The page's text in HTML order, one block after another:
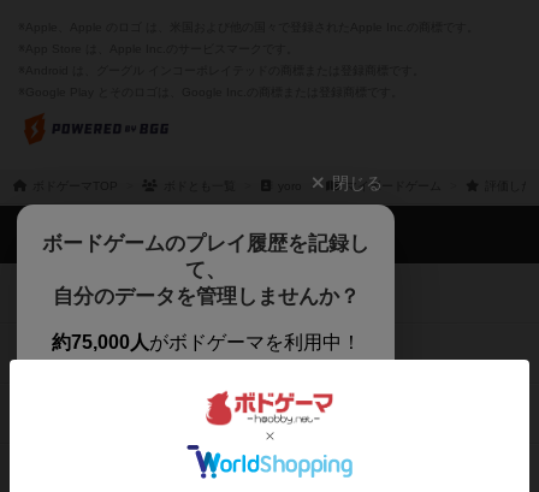
マイボードゲーム
閉じる
ボードゲームのプレイ履歴を記録し
て、
自分のデータを管理しませんか？
約75,000人がボドゲーマを利用中！
遊んだボードゲームを記録する
気になるゲームのレビューを読む
お気に入り作品・所有リストの共
ボドゲーマTOP
ボードゲームを検索する
ボードゲームの新着レビュー
ボードゲーム会情報